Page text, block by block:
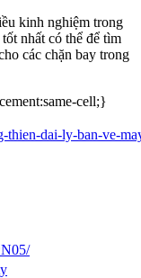
kinh nghiệm trong
nhất có thể để tìm
các chặn bay trong
cell;}
dai-ly-ban-ve-